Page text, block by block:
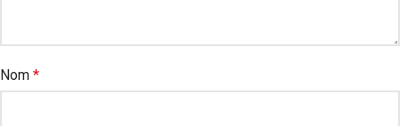
Nom *